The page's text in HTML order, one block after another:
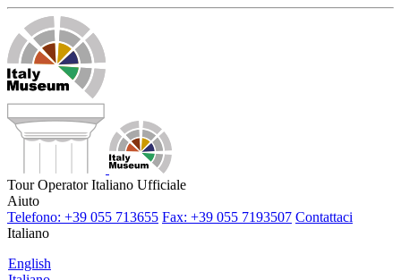
Tour Operator Italiano Ufficiale
Aiuto
Telefono: +39 055 713655 Fax: +39 055 7193507 Contattaci
Italiano
English